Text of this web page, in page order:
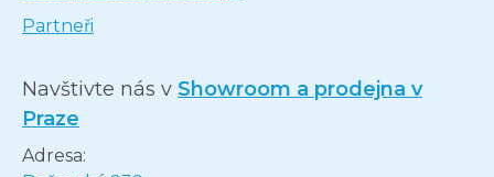
Partneři
Navštivte nás v Showroom a prodejna v
Praze
Adresa: